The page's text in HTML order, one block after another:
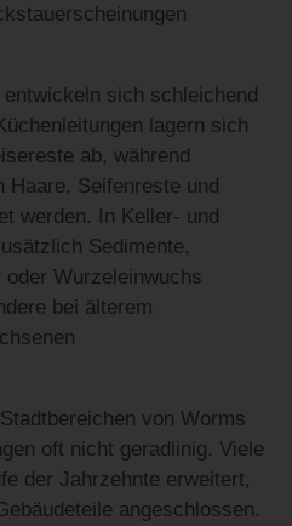
sich schleichend
lagern sich
ab, während
Haare, Seifenreste und
werden. In Keller- und
Sedimente,
Wurzeleinwuchs
bei älterem
von Worms
oft nicht geradlinig. Viele
der Jahrzehnte erweitert,
angeschlossen.